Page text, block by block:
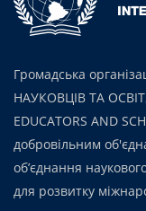
Громадська
НАУКОВЦІВ ТА
EDUCATORS AND
добровільним
об’єднання
для розвитку